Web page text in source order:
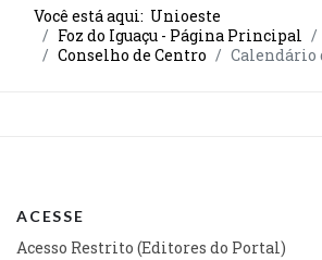
Você está aqui: Unioeste
Foz do Iguaçu - Página Principal
Conselho de Centro
Calendário
ACESSE
Acesso Restrito (Editores do Portal)